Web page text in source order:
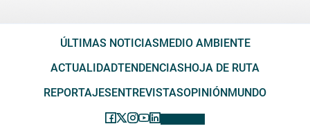
ÚLTIMAS NOTICIAS MEDIO AMBIENTE
ACTUALIDADTENDENCIAS HOJA DE RUTA
REPORTAJES ENTREVISTASOPINIÓN MUNDO